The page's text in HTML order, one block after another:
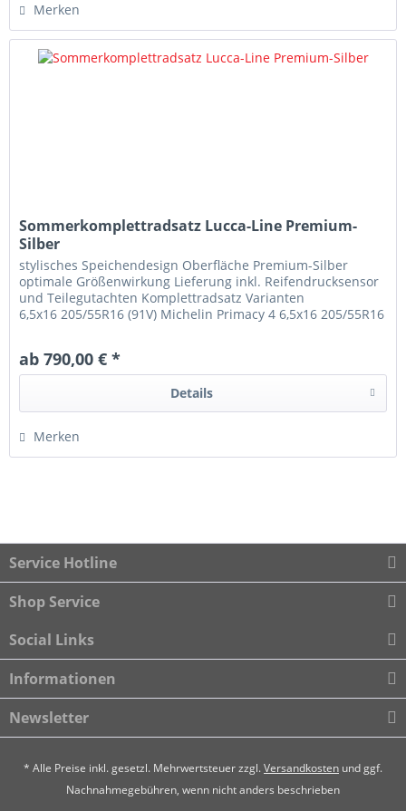
Merken
Sommerkomplettradsatz Lucca-Line Premium-
Silber
stylisches Speichendesign Oberfläche Premium-Silber
optimale Größenwirkung Lieferung inkl. Reifendrucksensor
und Teilegutachten Komplettradsatz Varianten
6,5x16 205/55R16 (91V) Michelin Primacy 4 6,5x16 205/55R16
Sumitomo BC100 8x18 225/40R18 (92W) Michelin Pilot Sport
4 8x18 225/40R18 (92W) Hausmarke Sumitomo BC100
8x19 225/35R19 (88Y) Laufenn S-Fit EQ LK01 8x19 225/35R19
(88Y) Michelin FK510 8x19 225/35R19 (88Y) Hankook V12
Evo2
ab 790,00 € *
Details
Merken
Service Hotline
Shop Service
Social Links
Informationen
Newsletter
* Alle Preise inkl. gesetzl. Mehrwertsteuer zzgl.Versandkosten und ggf.
Nachnahmegebühren, wenn nicht anders beschrieben